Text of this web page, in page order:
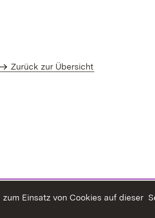
Zurück zur Übersicht
Einsatz von Cookies auf dieser